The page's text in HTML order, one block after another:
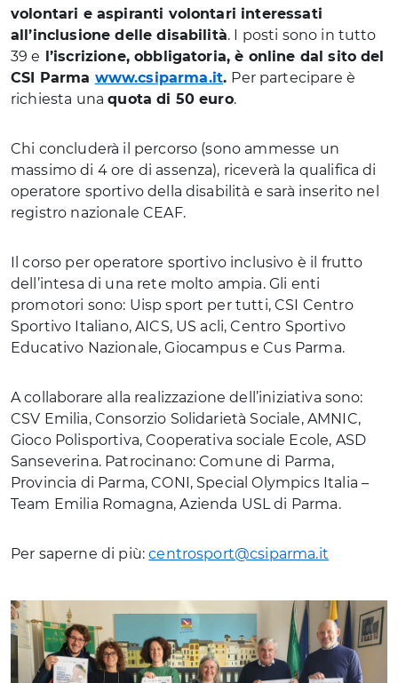
volontari e aspiranti volontari interessati
all’inclusione delle disabilità. I posti sono in tutto
39 e l’iscrizione, obbligatoria, è online dal sito del
CSI Parma www.csiparma.it. Per partecipare è
richiesta unaquota di 50 euro.
Chi concluderà il percorso (sono ammesse un
massimo di 4 ore di assenza), riceverà la qualifica di
operatore sportivo della disabilità e sarà inserito nel
registro nazionale CEAF.
Il corso per operatore sportivo inclusivo è il frutto
dell’intesa di una rete molto ampia. Gli enti
promotori sono: Uisp sport per tutti, CSI Centro
Sportivo Italiano, AICS, US acli, Centro Sportivo
Educativo Nazionale, Giocampus e Cus Parma.
A collaborare alla realizzazione dell’iniziativa sono:
CSV Emilia, Consorzio Solidarietà Sociale, AMNIC,
Gioco Polisportiva, Cooperativa sociale Ecole, ASD
Sanseverina. Patrocinano: Comune di Parma,
Provincia di Parma, CONI, Special Olympics Italia –
Team Emilia Romagna, Azienda USL di Parma.
Per saperne di più:centrosport@csiparma.it